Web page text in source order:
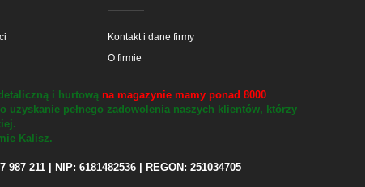
Kontakt i dane firmy
O firmie
i hurtową na magazynie mamy ponad 8000
uzyskanie pełnego zadowolenia naszych klientów, którzy
Kalisz.
211 | NIP: 6181482536 | REGON: 251034705